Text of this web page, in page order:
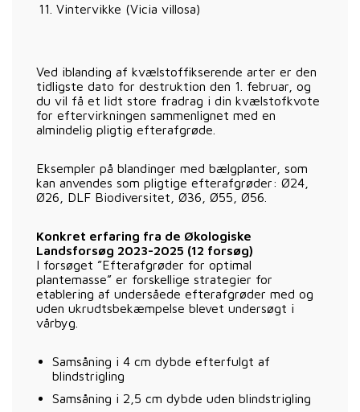
Vintervikke (Vicia villosa)
Ved iblanding af kvælstoffikserende arter er den
tidligste dato for destruktion den 1. februar, og
du vil få et lidt store fradrag i din kvælstofkvote
for eftervirkningen sammenlignet med en
almindelig pligtig efterafgrøde.
Eksempler på blandinger med bælgplanter, som
kan anvendes som pligtige efterafgrøder: Ø24,
Ø26, DLF Biodiversitet, Ø36, Ø55, Ø56.
Konkret erfaring fra de Økologiske
Landsforsøg 2023-2025 (12 forsøg)
I forsøget ”Efterafgrøder for optimal
plantemasse” er forskellige strategier for
etablering af undersåede efterafgrøder med og
uden ukrudtsbekæmpelse blevet undersøgt i
vårbyg.
Samsåning i 4 cm dybde efterfulgt af
blindstrigling
Samsåning i 2,5 cm dybde uden blindstrigling